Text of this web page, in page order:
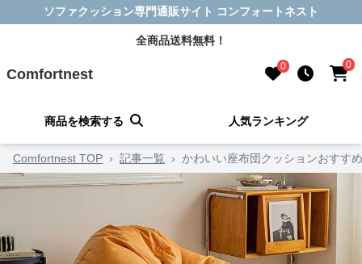
ソファクッション専門通販サイト コンフォートネスト
全商品送料無料！
Comfortnest 0 0
商品を検索する 人気ランキング
Comfortnest TOP › 記事一覧 › かわいい座布団クッションおすす